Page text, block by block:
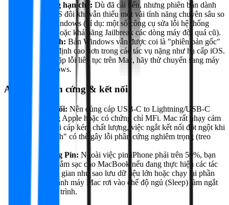
Tính năng hạn chế: Dù đã cải tiến, nhưng phiên bản dành
cho macOS đôi khi vẫn thiếu một vài tính năng chuyên sâu so
với bản Windows (ví dụ: một số công cụ sửa lỗi hệ thống
nâng cao hoặc khả năng Jailbreak các dòng máy đời quá cũ).
Độ ổn định: Bản Windows vẫn được coi là "phiên bản gốc"
với độ ổn định cao hơn trong các tác vụ nặng như hạ cấp iOS.
Nếu bạn gặp lỗi liên tục trên Mac, hãy thử chuyển sang máy
tính Windows.
An toàn phần cứng & kết nối
Cáp kết nối: Nên dùng cáp USB-C to Lightning/USB-C
chính hãng Apple hoặc có chứng chỉ MFi. Mac rất nhạy cảm
với các loại cáp kém chất lượng, việc ngắt kết nối đột ngột khi
đang "Flash" có thể gây lỗi phần cứng nghiêm trọng (treo
Tình trạng Pin: Ngoài việc pin iPhone phải trên 50%, bạn
cũng nên cắm sạc cho MacBook nếu đang thực hiện các tác
vụ tốn thời gian như sao lưu dữ liệu lớn hoặc chạy lại phần
mềm để tránh máy Mac rơi vào chế độ ngủ (Sleep) làm ngắt
quãng tiến trình.